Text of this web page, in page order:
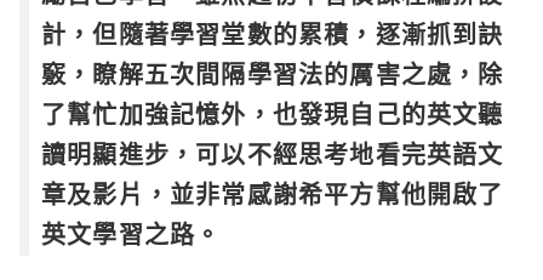
計，但隨著學習堂數的累積，逐漸抓到訣
竅，瞭解五次間隔學習法的厲害之處，除
了幫忙加強記憶外，也發現自己的英文聽
讀明顯進步，可以不經思考地看完英語文
章及影片，並非常感謝希平方幫他開啟了
英文學習之路。